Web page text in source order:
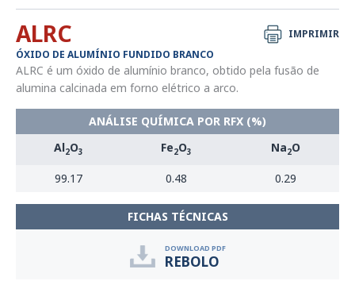
IMPRIMIR
ALRC
ÓXIDO DE ALUMÍNIO FUNDIDO BRANCO
ALRC é um óxido de alumínio branco, obtido pela fusão de
alumina calcinada em forno elétrico a arco.
ANÁLISE QUÍMICA POR RFX (%)
Al2O3 Fe2O3 Na2O
99.17 0.48 0.29
FICHAS TÉCNICAS
DOWNLOAD PDF
REBOLO